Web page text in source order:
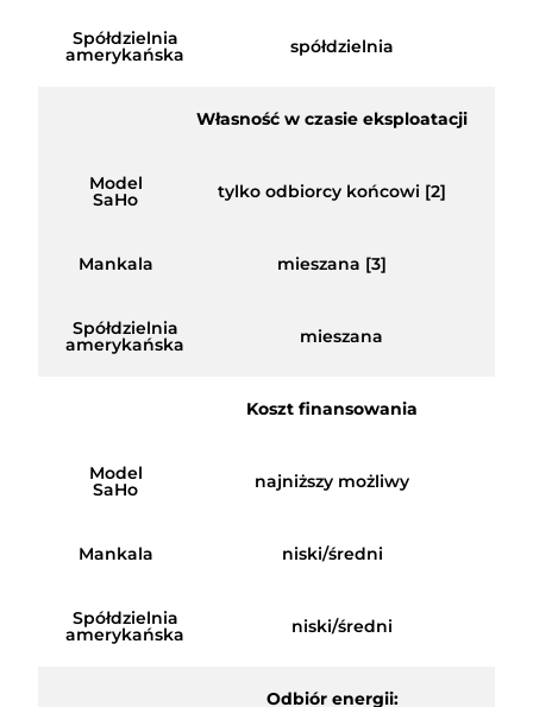
Spółdzielnia
amerykańska spółdzielnia
Własność w czasie eksploatacji
Model
SaHo tylko odbiorcy końcowi [2]
Mankala mieszana [3]
Spółdzielnia
amerykańska mieszana
Koszt finansowania
Model
SaHo najniższy możliwy
Mankala niski/średni
Spółdzielnia
amerykańska niski/średni
Odbiór energii: